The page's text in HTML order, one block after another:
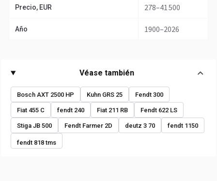
Precio, EUR 278–41 500
Año 1900–2026
Véase también
Bosch AXT 2500 HP Kuhn GRS 25 Fendt 300
Fiat 455 C fendt 240 Fiat 211 RB Fendt 622 LS
Stiga JB 500 Fendt Farmer 2D deutz 3 70 fendt 1150
fendt 818 tms